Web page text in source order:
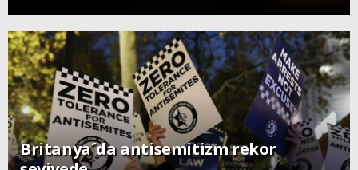
Britanya´da antisemitizm rekor